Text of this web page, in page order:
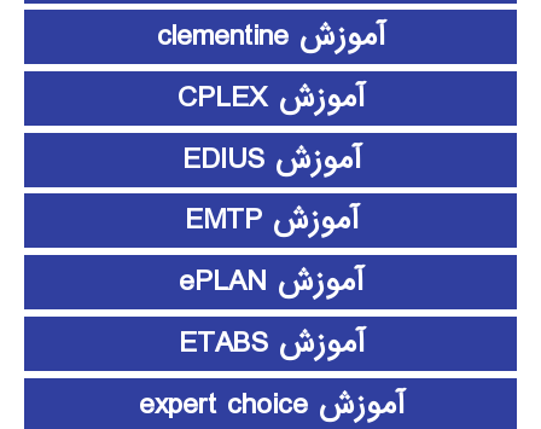
آموزش clementine
آموزش CPLEX
آموزش EDIUS
آموزش EMTP
آموزش ePLAN
آموزش ETABS
آموزش expert choice